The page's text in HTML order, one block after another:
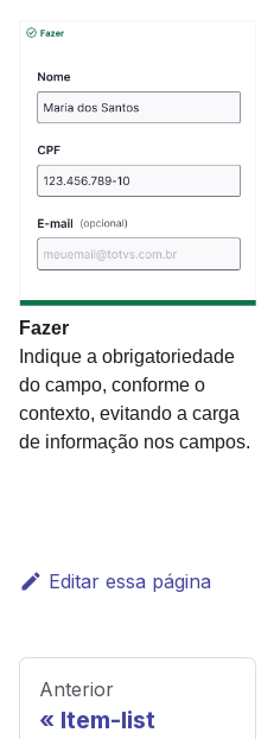
Fazer
Indique a obrigatoriedade
do campo, conforme o
contexto, evitando a carga
de informação nos campos.
Editar essa página
Anterior
Item-list